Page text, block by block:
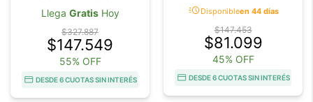
Llega GratisHoy
$327.887
$147.549
55% OFF
DESDE 6 CUOTAS SIN INTERÉS
acuteDisponibleen 44 días
$147.453
$81.099
45% OFF
DESDE 6 CUOTAS SIN INTERÉS